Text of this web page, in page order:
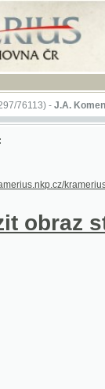
-J.A. Komenského
kramerius/